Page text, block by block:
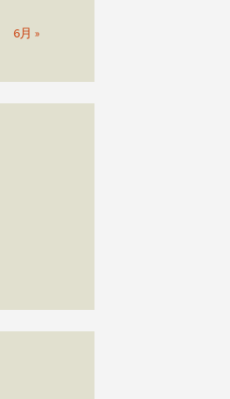
6月 »